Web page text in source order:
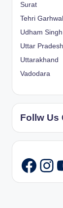
Surat
Tehri Garhwal
Udham
Uttar Pradesh
Uttarakhand
Vadodara
Follw Us